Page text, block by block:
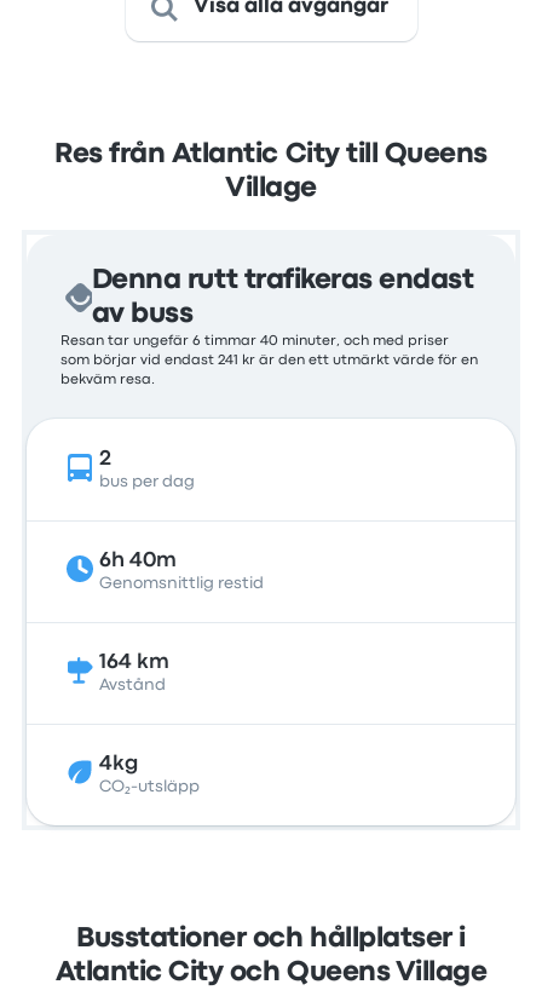
Visa alla avgångar
Res från Atlantic City till Queens
Village
Denna rutt trafikeras endast
av buss
Resan tar ungefär 6 timmar 40 minuter, och med priser
som börjar vid endast 241 kr är den ett utmärkt värde för en
bekväm resa.
2
bus per dag
6h 40m
Genomsnittlig restid
164 km
Avstånd
4kg
CO₂-utsläpp
Busstationer och hållplatser i
Atlantic City och Queens Village